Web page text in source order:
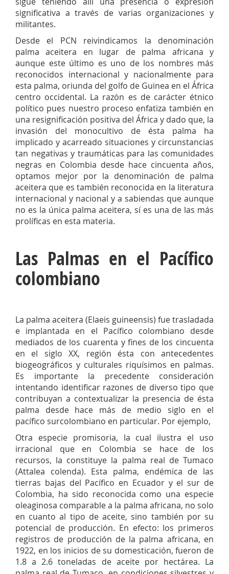
significativa a través de varias organizaciones y
militantes.
Desde el PCN reivindicamos la denominación
palma aceitera en lugar de palma africana y
aunque este último es uno de los nombres más
reconocidos internacional y nacionalmente para
esta palma, oriunda del golfo de Guinea en el África
centro occidental. La razón es de carácter étnico
político pues nuestro proceso enfatiza también en
una resignificación positiva del África y dado que, la
invasión del monocultivo de ésta palma ha
implicado y acarreado situaciones y circunstancias
tan negativas y traumáticas para las comunidades
negras en Colombia desde hace cincuenta años,
optamos mejor por la denominación de palma
aceitera que es también reconocida en la literatura
internacional y nacional y a sabiendas que aunque
no es la única palma aceitera, sí es una de las más
prolíficas en esta materia.
Las Palmas en el Pacífico
colombiano
La palma aceitera (Elaeis guineensis) fue trasladada
e implantada en el Pacífico colombiano desde
mediados de los cuarenta y fines de los cincuenta
en el siglo XX, región ésta con antecedentes
biogeográficos y culturales riquísimos en palmas.
Es importante la precedente consideración
intentando identificar razones de diverso tipo que
contribuyan a contextualizar la presencia de ésta
palma desde hace más de medio siglo en el
pacífico surcolombiano en particular. Por ejemplo,
Otra especie promisoria, la cual ilustra el uso
irracional que en Colombia se hace de los
recursos, la constituye la palma real de Tumaco
(Attalea colenda). Esta palma, endémica de las
tierras bajas del Pacífico en Ecuador y el sur de
Colombia, ha sido reconocida como una especie
oleaginosa comparable a la palma africana, no solo
en cuanto al tipo de aceite, sino también por su
potencial de producción. En efecto: los primeros
registros de producción de la palma africana, en
1922, en los inicios de su domesticación, fueron de
1.8 a 2.6 toneladas de aceite por hectárea. La